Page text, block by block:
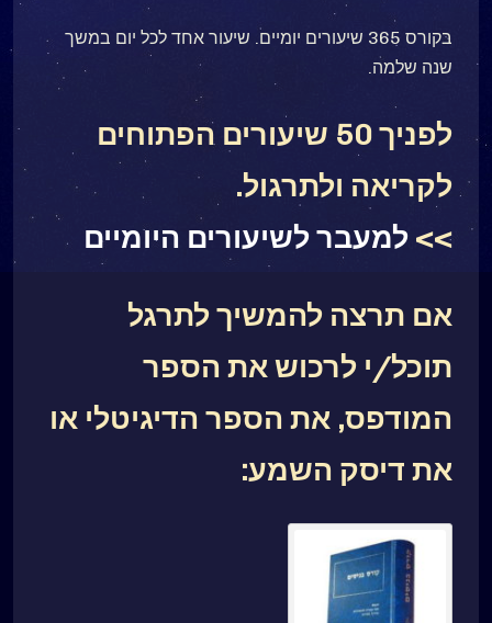
בקורס 365 שיעורים יומיים. שיעור אחד לכל יום במשך
שנה שלמה.
לפניך 50 שיעורים הפתוחים
לקריאה ולתרגול.
>> למעבר לשיעורים היומיים
אם תרצה להמשיך לתרגל
תוכל/י לרכוש את הספר
המודפס, את הספר הדיגיטלי או
את דיסק השמע: